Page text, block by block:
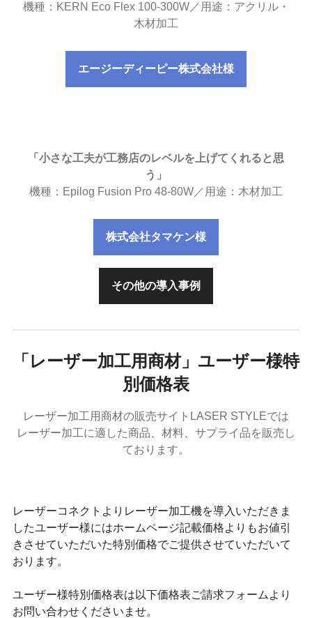
機種：KERN Eco Flex 100-300W／用途：アクリル・
木材加工
エージーディーピー株式会社様
「小さな工夫が工務店のレベルを上げてくれると思
う」
機種：Epilog Fusion Pro 48-80W／用途：木材加工
株式会社タマケン様
その他の導入事例
「レーザー加工用商材」ユーザー様特
別価格表
レーザー加工用商材の販売サイトLASER STYLEでは
レーザー加工に適した商品、材料、サプライ品を販売し
ております。
レーザーコネクトよりレーザー加工機を導入いただきま
したユーザー様にはホームページ記載価格よりもお値引
きさせていただいた特別価格でご提供させていただいて
おります。
ユーザー様特別価格表は以下価格表ご請求フォームより
お問い合わせくださいませ。